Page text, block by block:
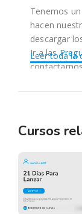
Tenemos
hacen
descargar
Ir a las
Leer toda la
Cursos